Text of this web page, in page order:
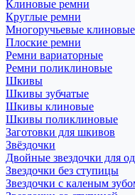
Клиновые ремни
Круглые ремни
Многоручьевые
Плоские ремни
Ремни вариаторные
Ремни поликлиновые
Шкивы
Шкивы зубчатые
Шкивы клиновые
Шкивы поликлиновые
Заготовки для шкивов
Звёздочки
Двойные звездочки для
Звездочки без ступицы
Звездочки с каленым